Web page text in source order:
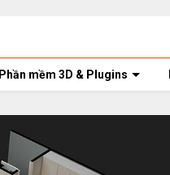
Phần mềm 3D & Plugins